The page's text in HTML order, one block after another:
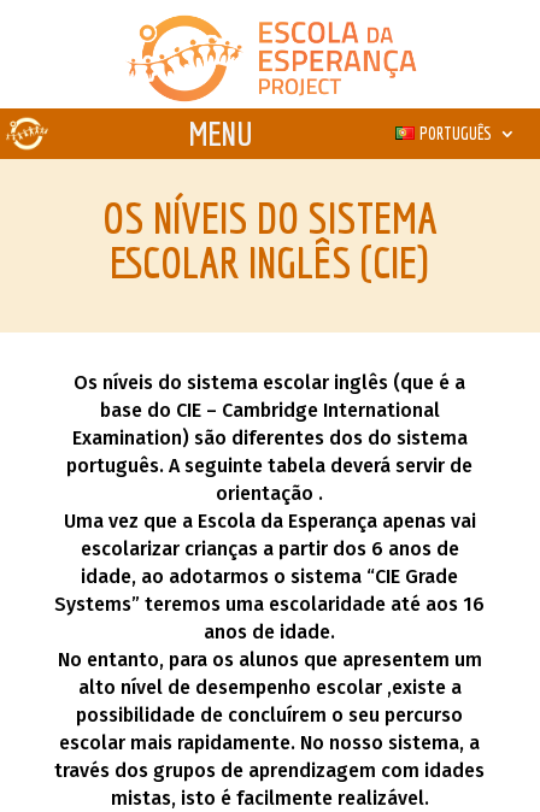
PORTUGUÊS
OS NÍVEIS DO SISTEMA
ESCOLAR INGLÊS (CIE)
Os níveis do sistema escolar inglês (que é a
base do CIE – Cambridge International
Examination) são diferentes dos do sistema
português. A seguinte tabela deverá servir de
orientação .
Uma vez que a Escola da Esperança apenas vai
escolarizar crianças a partir dos 6 anos de
idade, ao adotarmos o sistema “CIE Grade
Systems” teremos uma escolaridade até aos 16
anos de idade.
No entanto, para os alunos que apresentem um
alto nível de desempenho escolar ,existe a
possibilidade de concluírem o seu percurso
escolar mais rapidamente. No nosso sistema, a
través dos grupos de aprendizagem com idades
mistas, isto é facilmente realizável.